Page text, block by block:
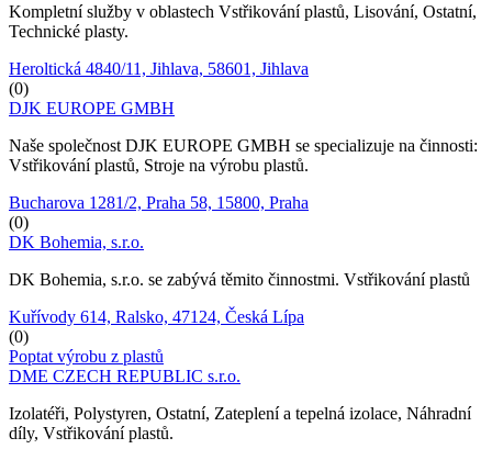
Kompletní služby v oblastech Vstřikování plastů, Lisování, Ostatní,
Technické plasty.
Heroltická 4840/11, Jihlava, 58601, Jihlava
(0)
DJK EUROPE GMBH
Naše společnost DJK EUROPE GMBH se specializuje na činnosti:
Vstřikování plastů, Stroje na výrobu plastů.
Bucharova 1281/2, Praha 58, 15800, Praha
(0)
DK Bohemia, s.r.o.
DK Bohemia, s.r.o. se zabývá těmito činnostmi. Vstřikování plastů
Kuřívody 614, Ralsko, 47124, Česká Lípa
(0)
Poptat výrobu z plastů
DME CZECH REPUBLIC s.r.o.
Izolatéři, Polystyren, Ostatní, Zateplení a tepelná izolace, Náhradní
díly, Vstřikování plastů.